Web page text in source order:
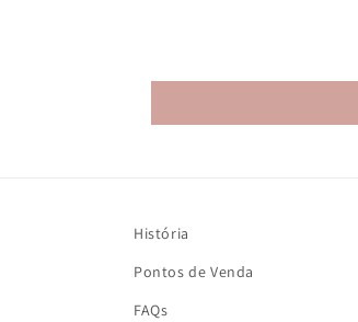
História
Pontos de Venda
FAQs